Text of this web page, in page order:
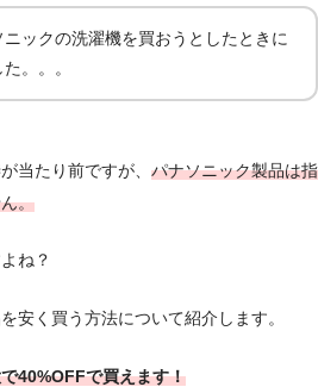
ニックの洗濯機を買おうとしたときに
。。。
当たり前ですが、 パナソニック製品は指
。
ね？
安く買う方法について紹介します。
40%OFFで買えます！